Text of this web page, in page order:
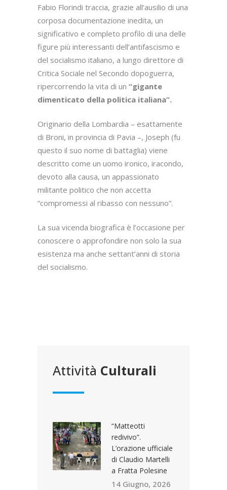
Fabio Florindi traccia, grazie all’ausilio di una
corposa documentazione inedita, un
significativo e completo profilo di una delle
figure più interessanti dell’antifascismo e
del socialismo italiano, a lungo direttore di
Critica Sociale nel Secondo dopoguerra,
ripercorrendo la vita di un “gigante
dimenticato della politica italiana”.
Originario della Lombardia – esattamente
di Broni, in provincia di Pavia –, Joseph (fu
questo il suo nome di battaglia) viene
descritto come un uomo ironico, iracondo,
devoto alla causa, un appassionato
militante politico che non accetta
“compromessi al ribasso con nessuno”.
La sua vicenda biografica è l’occasione per
conoscere o approfondire non solo la sua
esistenza ma anche settant’anni di storia
del socialismo.
Attività Culturali
“Matteotti
redivivo”.
L’orazione ufficiale
di Claudio Martelli
a Fratta Polesine
14 Giugno, 2026